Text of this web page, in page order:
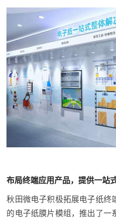
布局终端应用产品，提供一站
秋田微电子积极拓展电子纸终
的电子纸膜片模组，推出了一